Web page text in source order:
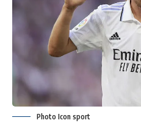
Photo Icon sport